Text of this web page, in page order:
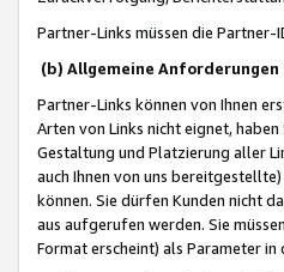
Partner-Links müssen die Partner-
(b) Allgemeine
Partner-Links können von Ihnen
Arten von Links nicht eignet,
Gestaltung und Platzierung aller
auch Ihnen von uns
können. Sie dürfen Kunden nicht
aus aufgerufen werden. Sie
Format erscheint) als Parameter